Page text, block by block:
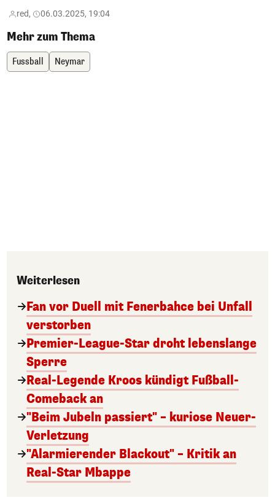
red, 06.03.2025, 19:04
Mehr zum Thema
Fussball Neymar
Weiterlesen
Fan vor Duell mit Fenerbahce bei Unfall
verstorben
Premier-League-Star droht lebenslange
Sperre
Real-Legende Kroos kündigt Fußball-
Comeback an
"Beim Jubeln passiert" – kuriose Neuer-
Verletzung
"Alarmierender Blackout" – Kritik an
Real-Star Mbappe